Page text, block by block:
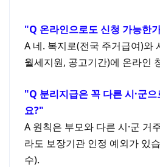
Q 온라인으로도 신청 가능한
A 네. 복지로(전국 주거급여)와
월세지원, 공고기간)에 온라인
Q 분리지급은 꼭 다른 시·군
요?
A 원칙은 부모와 다른 시·군 거
라도 보장기관 인정 예외가 있
수).